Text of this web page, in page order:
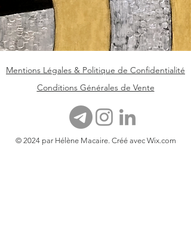
Mentions Légales & Politique de Confidentialité
Conditions Générales de Vente
© 2024 par Hélène Macaire. Créé avec Wix.com